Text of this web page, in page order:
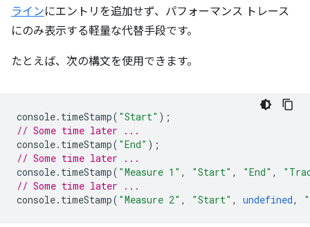
ラインにエントリを追加せず、パフォーマンス トレース
にのみ表示する軽量な代替手段です。
たとえば、次の構文を使用できます。
console. timeStamp( "Start" );
// Some time later ...
console. timeStamp( "End" );
// Some time later ...
console. timeStamp( "Measure 1" , "Start" , "End" ,
// Some time later ...
console. timeStamp( "Measure 2" , "Start" , undefined,